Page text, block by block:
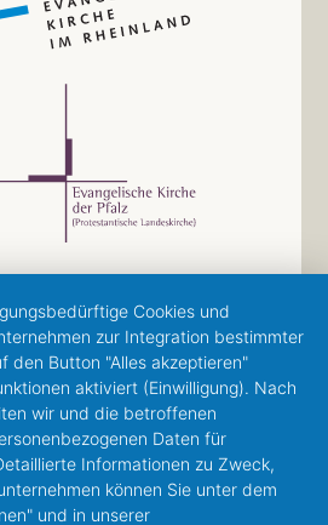
Cookies und
zur Integration bestimmter
den Button "Alles akzeptieren"
aktiviert (Einwilligung). Nach
wir und die betroffenen
Daten für
Informationen zu Zweck,
können Sie unter dem
und in unserer